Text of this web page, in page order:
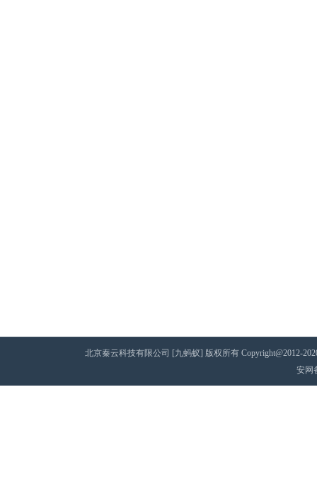
北京秦云科技有限公司 [九蚂蚁] 版权所有 Copyright@2012-
安网